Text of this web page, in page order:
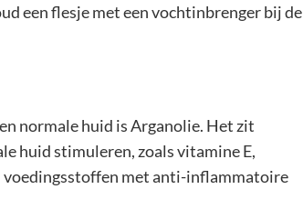
een flesje met een vochtinbrenger bij de
normale huid is Arganolie. Het zit
huid stimuleren, zoals vitamine E,
voedingsstoffen met anti-inflammatoire